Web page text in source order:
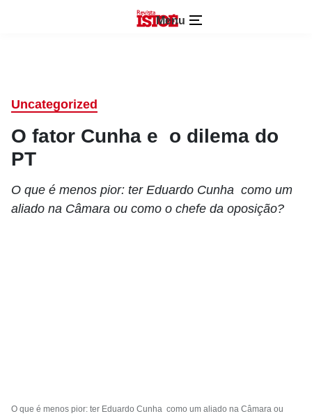
Menu
Uncategorized
O fator Cunha e o dilema do
PT
O que é menos pior: ter Eduardo Cunha como um
aliado na Câmara ou como o chefe da oposição?
O que é menos pior: ter Eduardo Cunha como um aliado na Câmara ou